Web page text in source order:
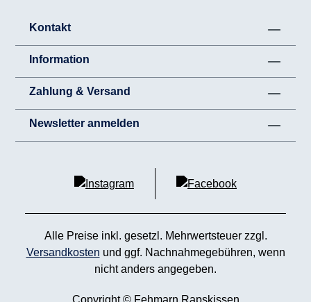
Kontakt
Information
Zahlung & Versand
Newsletter anmelden
Alle Preise inkl. gesetzl. Mehrwertsteuer zzgl.
Versandkosten und ggf. Nachnahmegebühren, wenn
nicht anders angegeben.
Copyright © Fehmarn Rapskissen